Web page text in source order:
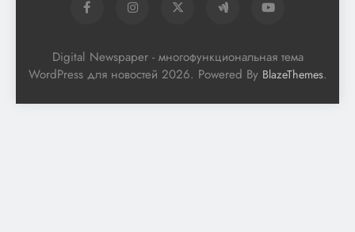
Digital Newspaper - многофункциональная тема
WordPress для новостей 2026. Powered By BlazeThemes.